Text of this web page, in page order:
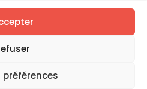
préférences
Val d’Oise France.
51